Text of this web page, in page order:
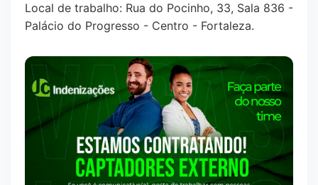
Local de trabalho: Rua do Pocinho, 33, Sala 836 -
Palácio do Progresso - Centro - Fortaleza.